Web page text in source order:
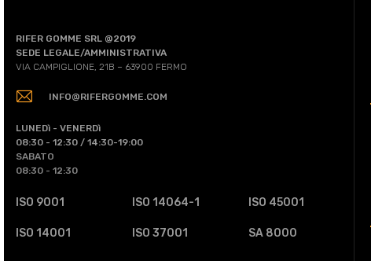
RIFER GOMME SRL @2019
SEDE LEGALE/AMMINISTRATIVA
VIA CAMPIGLIONE, 21B – 63900 FERMO
INFO@RIFERGOMME.COM
LUNEDì - VENERDì
08:30 - 12:30 / 14:30-19:00
SABATO
08:30 - 12:30
ISO 9001
ISO 14001
ISO 14064-1
ISO 37001
ISO 45001
SA 8000